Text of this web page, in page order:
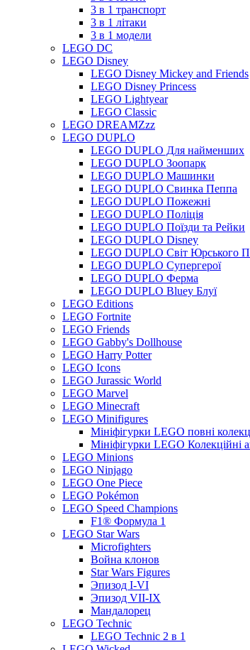
3 в 1 транспорт
3 в 1 літаки
3 в 1 модели
LEGO DC
LEGO Disney
LEGO Disney Mickey and Friends
LEGO Disney Princess
LEGO Lightyear
LEGO Classic
LEGO DREAMZzz
LEGO DUPLO
LEGO DUPLO Для найменших
LEGO DUPLO Зоопарк
LEGO DUPLO Машинки
LEGO DUPLO Свинка Пеппа
LEGO DUPLO Пожежні
LEGO DUPLO Поліція
LEGO DUPLO Поїзди та Рейки
LEGO DUPLO Disney
LEGO DUPLO Світ Юрського
LEGO DUPLO Супергерої
LEGO DUPLO Ферма
LEGO DUPLO Bluey Блуї
LEGO Editions
LEGO Fortnite
LEGO Friends
LEGO Gabby's Dollhouse
LEGO Harry Potter
LEGO Icons
LEGO Jurassic World
LEGO Marvel
LEGO Minecraft
LEGO Minifigures
Мініфігурки LEGO повні
Мініфігурки LEGO Колекційні
LEGO Minions
LEGO Ninjago
LEGO One Piece
LEGO Pokémon
LEGO Speed Champions
F1® Формула 1
LEGO Star Wars
Microfighters
Война клонов
Star Wars Figures
Эпизод I-VI
Эпизод VII-IX
Мандалорец
LEGO Technic
LEGO Technic 2 в 1